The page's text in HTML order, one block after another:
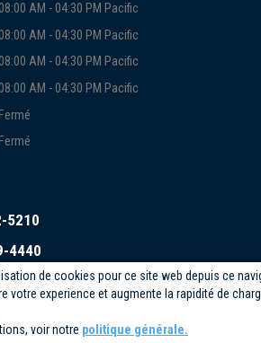
de cookies pour ce site web depuis ce
votre experience et augmente la rapidité de
voir notre politique générale.
AM - 04:30 PM Pacific
AM - 04:30 PM Pacific
AM - 04:30 PM Pacific
AM - 04:30 PM Pacific
Fermé
Fermé
5210
4440
1006